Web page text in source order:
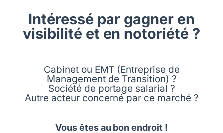
Intéressé par gagner en
visibilité et en notoriété ?
Cabinet ou EMT (Entreprise de
Management de Transition) ?
Société de portage salarial ?
Autre acteur concerné par ce marché ?
Vous êtes au bon endroit !